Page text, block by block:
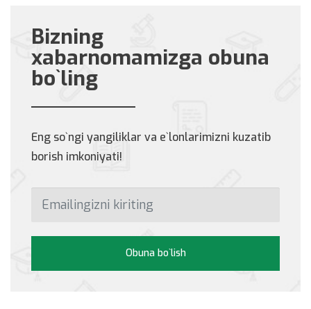
Bizning
xabarnomamizga obuna
bo`ling
Eng so`ngi yangiliklar va e`lonlarimizni kuzatib
borish imkoniyati!
Obuna bo`lish